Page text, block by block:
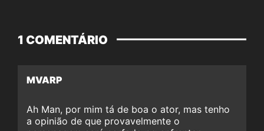
1 COMENTÁRIO
MVARP
Ah Man, por mim tá de boa o ator, mas tenho
a opinião de que provavelmente o